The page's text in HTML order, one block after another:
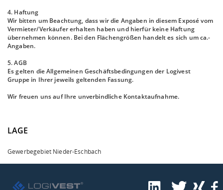
4. Haftung
Wir bitten um Beachtung, dass wir die Angaben in diesem Exposé vom
Vermieter/Verkäufer erhalten haben und hierfür keine Haftung
übernehmen können. Bei den Flächengrößen handelt es sich um ca.-
Angaben.
5. AGB
Es gelten die Allgemeinen Geschäftsbedingungen der Logivest
Gruppe in Ihrer jeweils geltenden Fassung.
Wir freuen uns auf Ihre unverbindliche Kontaktaufnahme.
LAGE
Gewerbegebiet Nieder-Eschbach